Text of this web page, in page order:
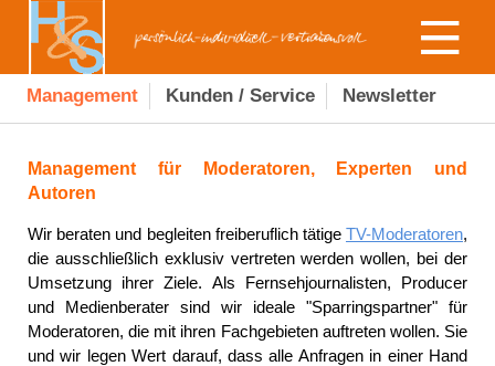
Management Kunden / Service Newsletter
Management für Moderatoren, Experten und
Autoren
Wir beraten und begleiten freiberuflich tätige TV-Moderatoren,
die ausschließlich exklusiv vertreten werden wollen, bei der
Umsetzung ihrer Ziele. Als Fernsehjournalisten, Producer
und Medienberater sind wir ideale "Sparringspartner" für
Moderatoren, die mit ihren Fachgebieten auftreten wollen. Sie
und wir legen Wert darauf, dass alle Anfragen in einer Hand